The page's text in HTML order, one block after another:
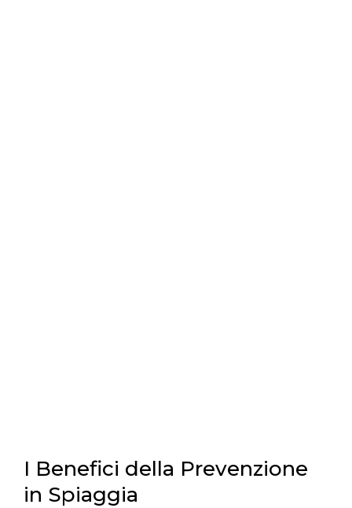
I Benefici della Prevenzione
in Spiaggia